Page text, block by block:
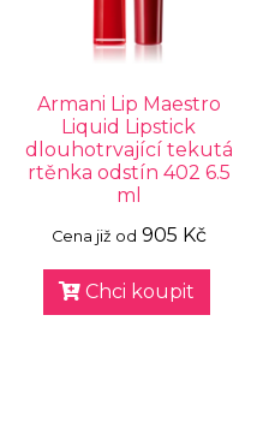
Armani Lip Maestro
Liquid Lipstick
dlouhotrvající tekutá
rtěnka odstín 402 6.5
ml
Cena již od 905 Kč
Chci koupit